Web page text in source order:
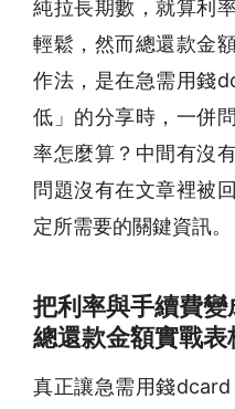
純拉長期數，就算利
輕鬆，然而總還款金
作法，是在急需用錢
低」的分享時，一併
率怎麼算？中間有沒
問題沒有在文章裡被
定所需要的關鍵資訊。
把利率與手續費
總還款金額實戰表
真正讓急需用錢